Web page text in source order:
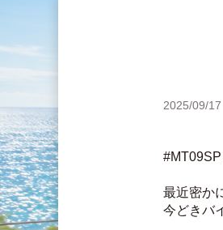
2025/09/17
最近密か
今どきバ